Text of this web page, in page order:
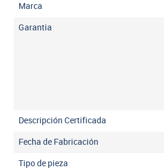
Marca
Garantia
Descripción Certificada
Fecha de Fabricación
Tipo de pieza